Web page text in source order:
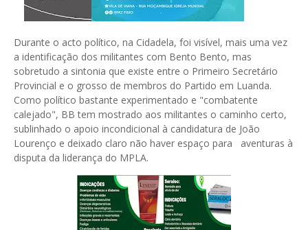
Durante o acto político, na Cidadela, foi visível, mais uma vez
a identificação dos militantes com Bento Bento, mas
sobretudo a sintonia que existe entre o Primeiro Secretário
Provincial e o grosso de membros do Partido em Luanda.
Como político bastante experimentado e "combatente
calejado", BB tem mostrado aos militantes o caminho certo,
sublinhado o apoio incondicional à candidatura de João
Lourenço e deixado claro não haver espaço para aventuras à
disputa da liderança do MPLA.